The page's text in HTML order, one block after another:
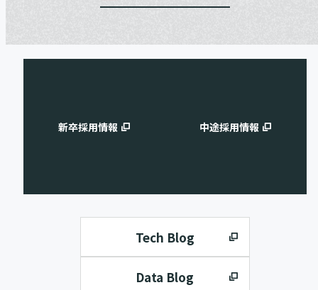
新卒採用情報 中途採用情報
Tech Blog
Data Blog